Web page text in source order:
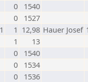
0
1540
0
1527
1 12,98 Hauer Josef
1
13
0
1540
0
1534
0 1536